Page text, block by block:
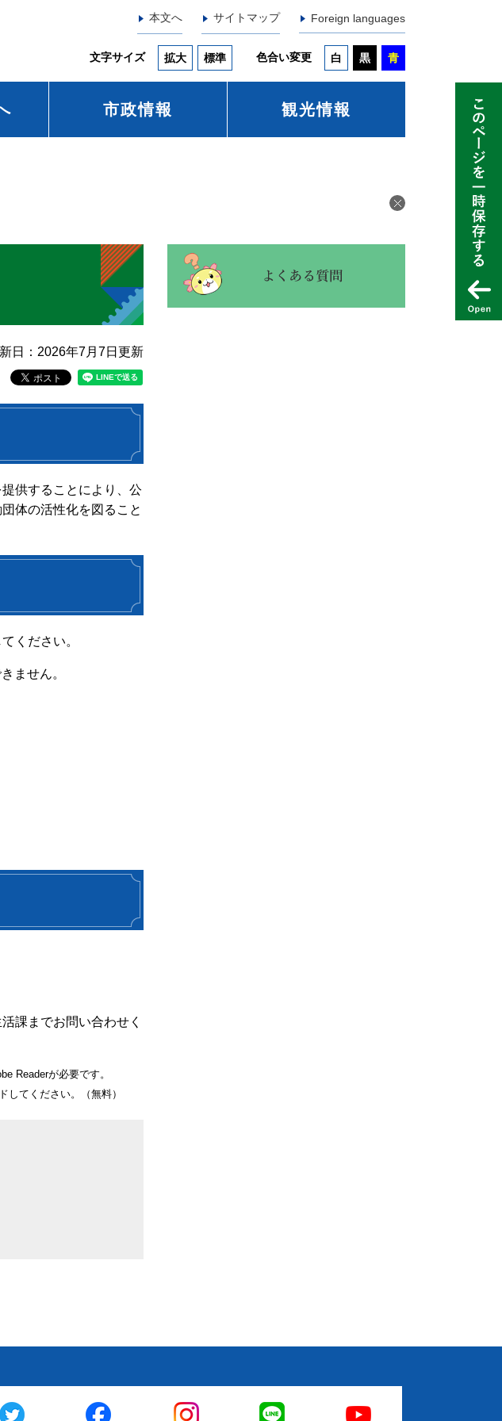
本文へ サイトマップ Foreign languages
文字サイズ 拡大 標準 色合い変更 白 黒 青
市政情報 観光情報
日：2026年7月7日更新
供することにより、公
体の活性化を図ること
ください。
ません。
課までお問い合わせく
Readerが必要です。
してください。（無料）